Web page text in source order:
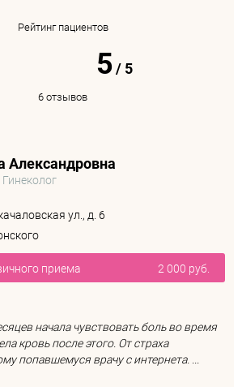
Рейтинг пациентов
5/5
6 отзывов
Александровна
ул., д. 6
приема 2 000 руб.
начала чувствовать боль во время
кровь после этого. От страха
попавшемуся врачу с интернета. ...